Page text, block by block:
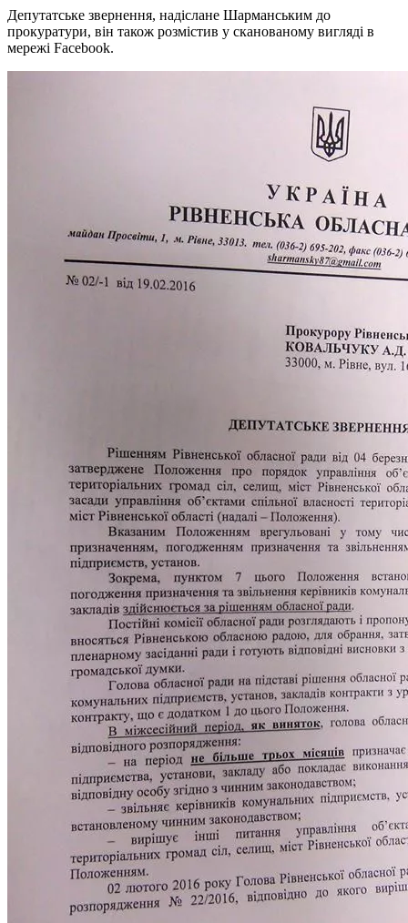
Депутатське звернення, надіслане Шарманським до
прокуратури, він також розмістив у сканованому вигляді в
мережі Facebook.